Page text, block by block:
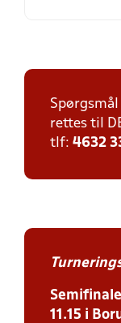
rettes til
tlf: 4632
11.15 i